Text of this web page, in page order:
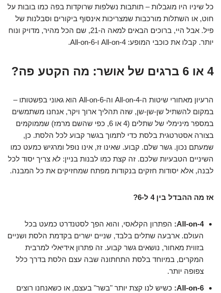
כל שיניו היו מוגבלות – תותבות נשלפות שרוקדות בפה כמו בובות על
חוט, או השתלות מורכבות שמצריכות אינסוף ביקורים וסבלנות של
פיל. אבל היי, ברוכים הבאים למאה ה-21, שם הכל מהיר, מדויק ונוח
יותר. קבלו את כוכבי המופע: All-on-4 ו-All-on-6.
4 או 6 ברגים של אושר: מה הקטע פה?
הרעיון מאחורי שיטות ה-All-on-4 וה-All-on-6 הוא גאוני בפשטותו –
במקום להשתיל שן-שן-שן, שזה תהליך ארוך ויקר, אנחנו משתמשים
במספר מינימלי של שתלים (4 או 6, כפי שהשם מרמז) שממוקמים
בצורה אסטרטגית בלסת כדי לתמוך בגשר קבוע לכל הלסת. כן,
שמעתם נכון. גשר שלם. קבוע. שאינו זז, אינו נופל ומרגיש כמעט כמו
השיניים הטבעיות שלכם. זה קצת כמו לבנות בניין: לא צריך יסוד לכל
לבנה, אלא יסודות חזקים בנקודות מפתח שמחזיקים את כל המבנה.
אז מה ההבדל בין 4 ל-6?
All-on-4: הפתרון הקלאסי, והוא הפך לסטנדרט כמעט בכל
העולם. ארבעה שתלים בלבד, שניים ישרים בקדמת הלסת ושניים
בזווית מאחור, נושאים גשר קבוע. זה פתרון אידיאלי למרבית
המקרים, במיוחד בלסת התחתונה שבה עצם הלסת בדרך כלל
צפופה יותר.
All-on-6: כשיש לנו קצת יותר "בשר" בעצם, או כשאנחנו רוצים